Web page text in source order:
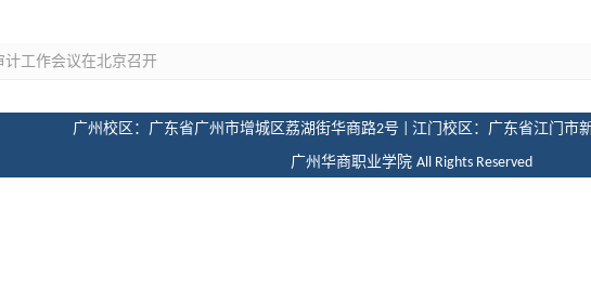
计工作会议在北京召开
广州校区：广东省广州市增城区荔湖街华商路2号 江门校区：广东省江门市
广州华商职业学院 All Rights Reserved